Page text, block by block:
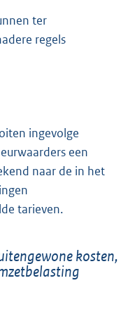
ter
regels
ingevolge
een
naar de in het
tarieven.
kosten,